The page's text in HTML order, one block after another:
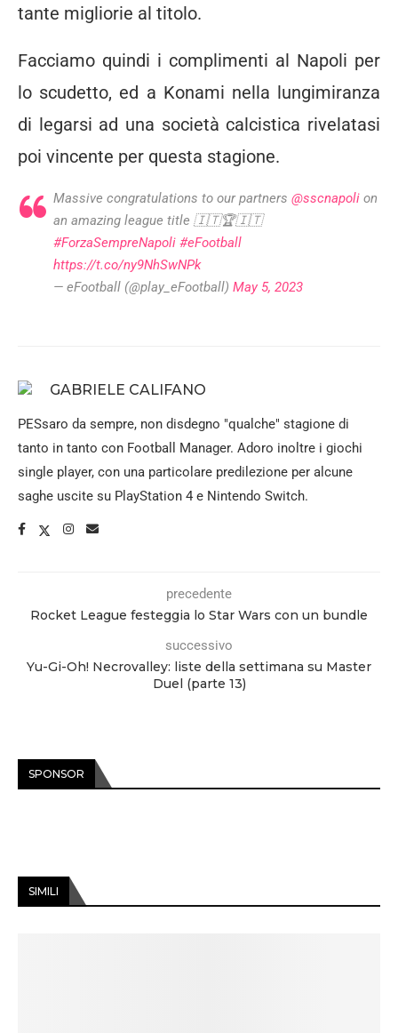
tante migliorie al titolo.
Facciamo quindi i complimenti al Napoli per
lo scudetto, ed a Konami nella lungimiranza
di legarsi ad una società calcistica rivelatasi
poi vincente per questa stagione.
Massive congratulations to our partners @sscnapoli on
an amazing league title 🇮🇹🏆🇮🇹
#ForzaSempreNapoli #eFootball
https://t.co/ny9NhSwNPk
— eFootball (@play_eFootball) May 5, 2023
GABRIELE CALIFANO
PESsaro da sempre, non disdegno "qualche" stagione di
tanto in tanto con Football Manager. Adoro inoltre i giochi
single player, con una particolare predilezione per alcune
saghe uscite su PlayStation 4 e Nintendo Switch.
precedente
Rocket League festeggia lo Star Wars con un bundle
successivo
Yu-Gi-Oh! Necrovalley: liste della settimana su Master
Duel (parte 13)
SPONSOR
SIMILI